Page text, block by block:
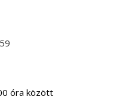
óra között